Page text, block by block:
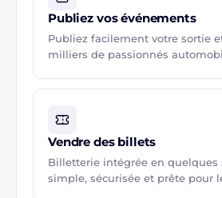
Publiez vos événements
Publiez facilement votre sortie
milliers de passionnés
Vendre des billets
Billetterie intégrée en quelques
simple, sécurisée et prête pour